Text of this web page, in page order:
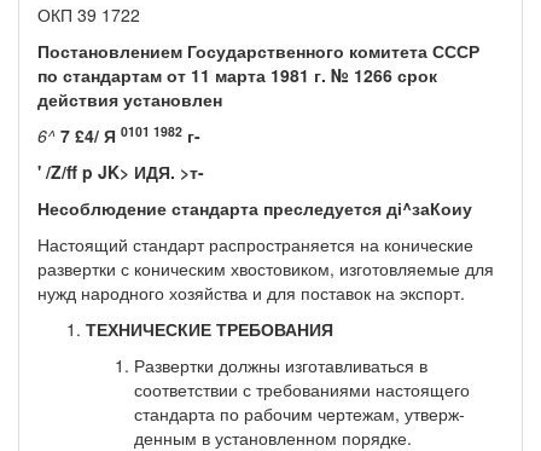
ОКП 39 1722
Постановлением Государственного комитета СССР
по стандартам от 11 марта 1981 г. № 1266 срок
действия установлен
6^ 7 £4/ Я 0101 1982 г-
' /Z/ff p JK> ИДЯ. >т-
Несоблюдение стандарта преследуется ді^заКоиу
Настоящий стандарт распространяется на конические
разверт­ки с коническим хвостовиком, изготовляемые для
нужд народного хозяйства и для поставок на экспорт.
ТЕХНИЧЕСКИЕ ТРЕБОВАНИЯ
Развертки должны изготавливаться в
соответствии с тре­бованиями настоящего
стандарта по рабочим чертежам, утверж­
денным в установленном порядке.